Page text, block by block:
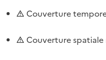
Couverture
Couverture spatiale